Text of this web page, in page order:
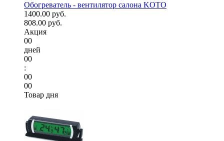
Обогреватель - вентилятор салона KOTO
1400.00 руб.
808.00 руб.
Акция
00
дней
00
:
00
00
Товар дня